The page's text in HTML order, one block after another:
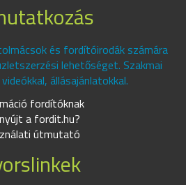
és fordítóirodák számára
lehetőséget. Szakmai
állásajánlatokkal.
fordítóknak
a fordit.hu?
útmutató